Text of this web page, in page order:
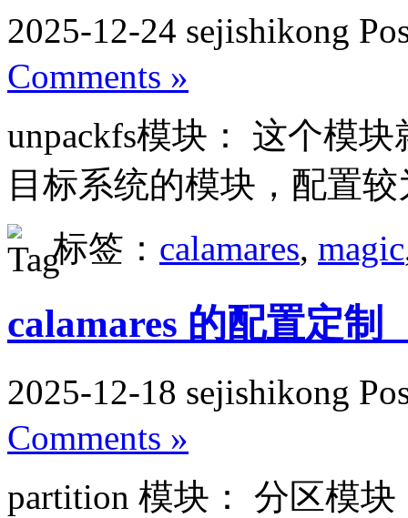
2025-12-24 sejishikong
Comments »
unpackfs模块： 这个模
目标系统的模块，配置
标签： calamares, magic
calamares 的配置定制
2025-12-18 sejishikong
Comments »
partition 模块： 分区模